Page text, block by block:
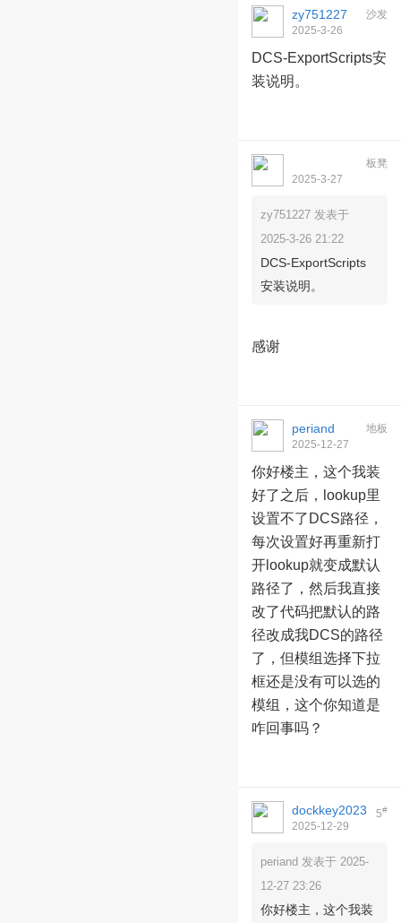
部回复 4 沙发
zy751227
2025-3-26
DCS-ExportScripts安
装说明。
板凳
streamdockhjf
2025-3-27
zy751227 发表于
2025-3-26 21:22
DCS-ExportScripts
安装说明。
感谢
地板
periand
2025-12-27
你好楼主，这个我装
好了之后，lookup里
设置不了DCS路径，
每次设置好再重新打
开lookup就变成默认
路径了，然后我直接
改了代码把默认的路
径改成我DCS的路径
了，但模组选择下拉
框还是没有可以选的
模组，这个你知道是
咋回事吗？
5#
dockkey2023
2025-12-29
periand 发表于 2025-
12-27 23:26
你好楼主，这个我装